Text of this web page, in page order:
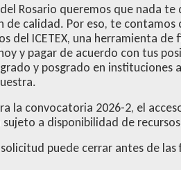
Rosario queremos que nada
de calidad. Por eso, te contamos
del ICETEX, una herramienta de
y pagar de acuerdo con tus
y posgrado en instituciones
la convocatoria 2026-2, el
a disponibilidad de
puede cerrar antes de las